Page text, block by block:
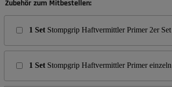
Zubehör zum Mitbestellen:
1 Set Stompgrip Haftvermittler Primer 2er Set
1 Set Stompgrip Haftvermittler Primer einzeln